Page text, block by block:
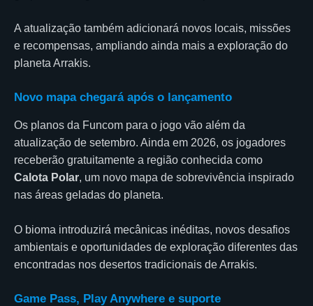
A atualização também adicionará novos locais, missões
e recompensas, ampliando ainda mais a exploração do
planeta Arrakis.
Novo mapa chegará após o lançamento
Os planos da Funcom para o jogo vão além da
atualização de setembro. Ainda em 2026, os jogadores
receberão gratuitamente a região conhecida como
Calota Polar, um novo mapa de sobrevivência inspirado
nas áreas geladas do planeta.
O bioma introduzirá mecânicas inéditas, novos desafios
ambientais e oportunidades de exploração diferentes das
encontradas nos desertos tradicionais de Arrakis.
Game Pass, Play Anywhere e suporte